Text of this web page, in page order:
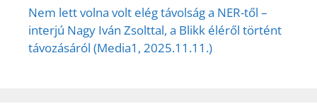
Nem lett volna volt elég távolság a NER-től –
interjú Nagy Iván Zsolttal, a Blikk éléről történt
távozásáról (Media1, 2025.11.11.)